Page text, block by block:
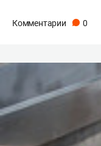
Комментарии 0